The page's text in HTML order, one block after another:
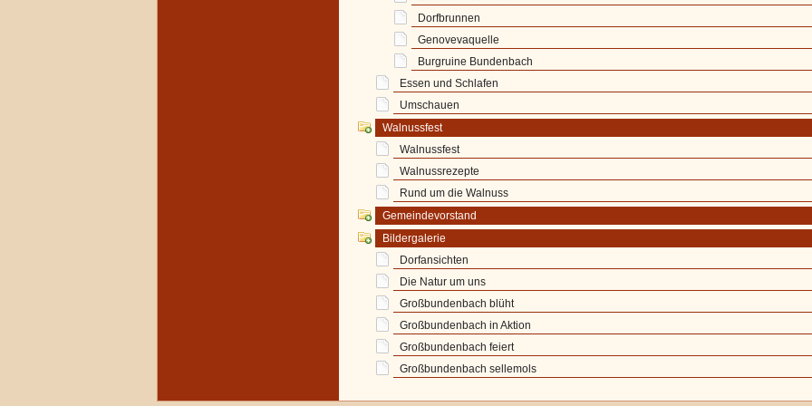
Dorfbrunnen
Genovevaquelle
Burgruine Bundenbach
Essen und Schlafen
Umschauen
Walnussfest
Walnussfest
Walnussrezepte
Rund um die Walnuss
Gemeindevorstand
Bildergalerie
Dorfansichten
Die Natur um uns
Großbundenbach blüht
Großbundenbach in Aktion
Großbundenbach feiert
Großbundenbach sellemols